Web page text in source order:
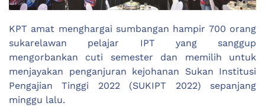
KPT amat menghargai sumbangan hampir 700 orang
sukarelawan pelajar IPT yang sanggup
mengorbankan cuti semester dan memilih untuk
menjayakan penganjuran kejohanan Sukan Institusi
Pengajian Tinggi 2022 (SUKIPT 2022) sepanjang
minggu lalu.